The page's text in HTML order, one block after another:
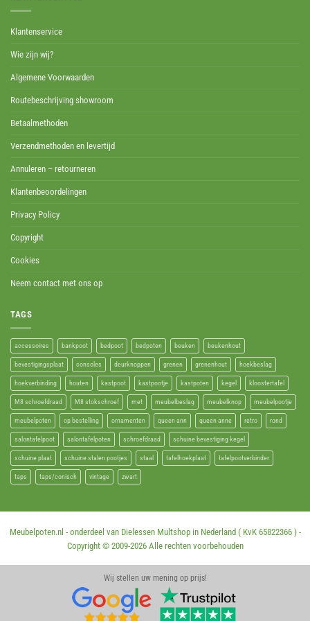
Klantenservice
Wie zijn wij?
Algemene Voorwaarden
Routebeschrijving showroom
Betaalmethoden
Verzendmethoden en levertijd
Annuleren – retourneren
Klantenbeoordelingen
Privacy Policy
Copyright
Cookies
Neem contact met ons op
TAGS
accessoires bankpoot bedpoot bedpoten beuken beukenhout
bevestigingsplaat consoles deurknoppen grenen grenenhout hoekbeslag
hoekverbinding houten kastpoot kastpootje kastpoten kegel kloostertafel
M8 schroefdraad M8 stokschroef met meubelbeslag meubelknop meubelpootje
meubelpoten op bestelling ornamenten queen ann queen anne retro rond
salontafelpoot salontafelpoten schroefdraad schuine bevestiging kegel
schuine plaat schuine stalen pootjes staal tafelhoekplaat tafelpootverbinder
taps taps/conisch vintage zwart
Meubelpoten.nl - onderdeel van Dielessen Multshop in Nederland ( KvK 65822366 ) -
Copyright © 2009-2026 Alle rechten voorbehouden
Wij stellen uw mening op prijs!